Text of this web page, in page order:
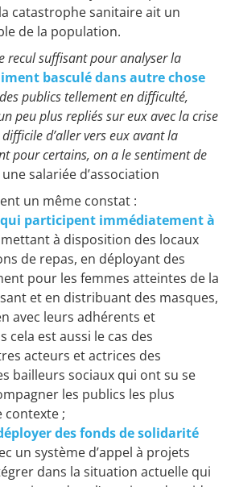
catastrophe sanitaire ait un
de la population.
recul suffisant pour analyser la
basculé dans autre chose
publics tellement en difficulté,
peu plus repliés sur eux avec la crise
d’aller vers eux avant la
pour certains, on a le sentiment de
salariée d’association
un même constat :
participent immédiatement à
à disposition des locaux
de repas, en déployant des
pour les femmes atteintes de la
et en distribuant des masques,
avec leurs adhérents et
cela est aussi le cas des
acteurs et actrices des
bailleurs sociaux qui ont su se
les publics les plus
contexte ;
des fonds de solidarité
un système d’appel à projets
dans la situation actuelle qui